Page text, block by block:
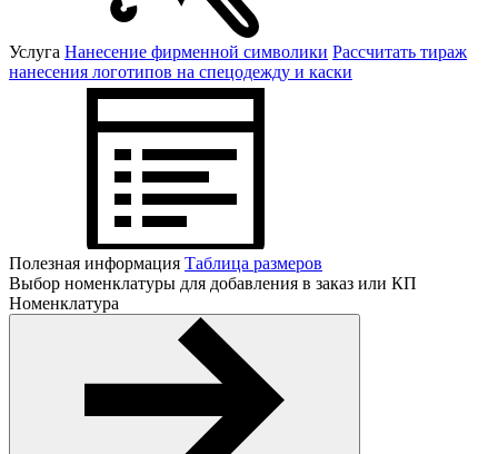
Услуга Нанесение фирменной символики Рассчитать тираж
нанесения логотипов на спецодежду и каски
Полезная информация Таблица размеров
Выбор номенклатуры для добавления в заказ или КП
Номенклатура